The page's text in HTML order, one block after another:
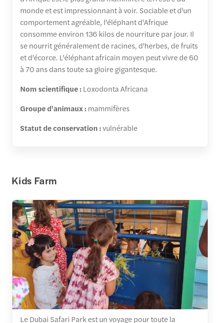
monde et est impressionnant à voir. Sociable et d'un
comportement agréable, l'éléphant d'Afrique
consomme environ 136 kilos de nourriture par jour. Il
se nourrit généralement de racines, d'herbes, de fruits
et d'écorce. L'éléphant africain moyen peut vivre de 60
à 70 ans dans toute sa gloire gigantesque.
Nom scientifique : Loxodonta Africana
Groupe d'animaux : mammifères
Statut de conservation :vulnérable
Kids Farm
Le Dubai Safari Park est un voyage pour toute la